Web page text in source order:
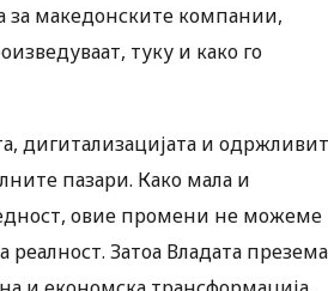
за македонските компании,
туку и како го
дигитализацијата и
пазари. Како мала и
овие промени не можеме
Затоа Владата презема